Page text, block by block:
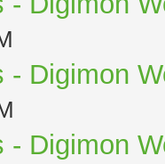
- Digimon
- Digimon